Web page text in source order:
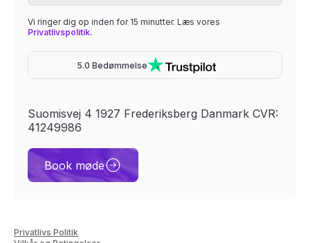
Vi ringer dig op inden for 15 minutter. Læs vores
Privatlivspolitik.
5.0 Bedømmelse
Suomisvej 4 1927 Frederiksberg Danmark CVR:
41249986
Book møde
Privatlivs Politik